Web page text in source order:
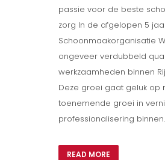
passie voor de beste
zorg In de afgelopen 5
Schoonmaakorganisatie
ongeveer verdubbeld
werkzaamheden binnen
Deze groei gaat geluk op
toenemende groei in
professionalisering
READ MORE